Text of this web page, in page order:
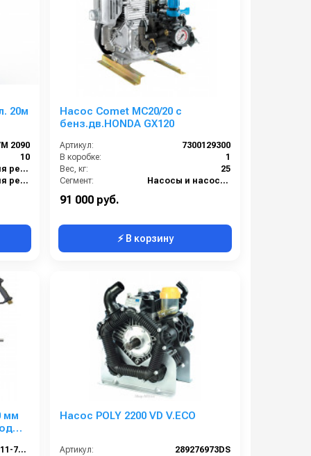
20м
2090
10
2 внутренняя резьба
2 внутренняя резьба
Насос Comet МC20/20 с
бенз.дв.HONDA GX120
Артикул:
7300129300
В коробке:
1
Вес, кг:
25
Сегмент:
Насосы и насосные станции
91 000 руб.
⚡ В корзину
мм
25.1525.60-P11-7KW
Насос POLY 2200 VD V.ECO
Артикул:
289276973DS